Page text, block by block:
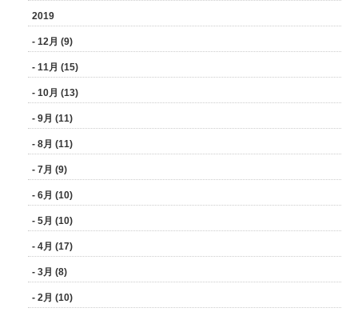
2019
- 12月 (9)
- 11月 (15)
- 10月 (13)
- 9月 (11)
- 8月 (11)
- 7月 (9)
- 6月 (10)
- 5月 (10)
- 4月 (17)
- 3月 (8)
- 2月 (10)